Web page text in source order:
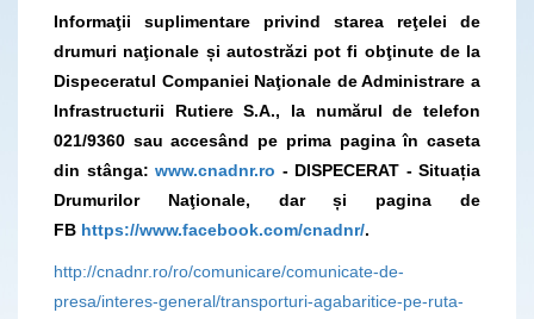
Informaţii suplimentare privind starea reţelei de
drumuri naţionale și autostrăzi pot fi obţinute de la
Dispeceratul Companiei Naţionale de Administrare a
Infrastructurii Rutiere S.A., la numărul de telefon
021/9360 sau accesând pe prima pagina în caseta
din stânga: www.cnadnr.ro - DISPECERAT - Situația
Drumurilor Naţionale, dar și pagina de
FB https://www.facebook.com/cnadnr/.
http://cnadnr.ro/ro/comunicare/comunicate-de-
presa/interes-general/transporturi-agabaritice-pe-ruta-